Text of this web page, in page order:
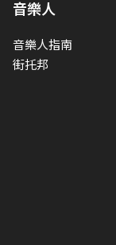
音樂人
音樂人指南
街托邦